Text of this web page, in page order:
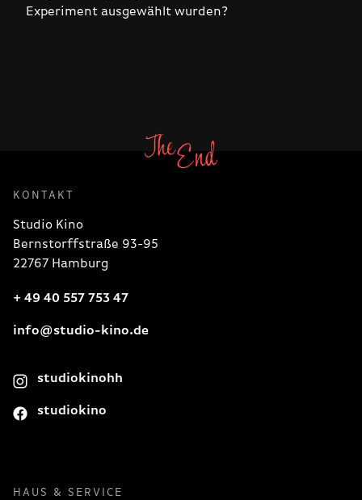
Experiment ausgewählt wurden?
KONTAKT
Studio Kino
Bernstorffstraße 93-95
22767 Hamburg
+ 49 40 557 753 47
info@studio-kino.de
studiokinohh
studiokino
HAUS & SERVICE